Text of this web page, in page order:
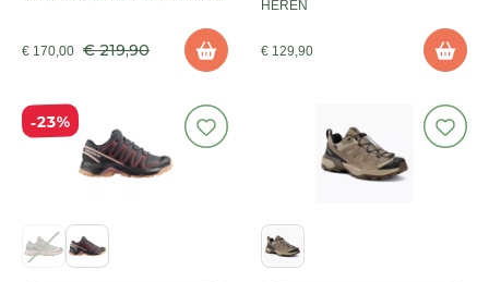
€ 170,00 € 219,90
HEREN
€ 129,90
23%